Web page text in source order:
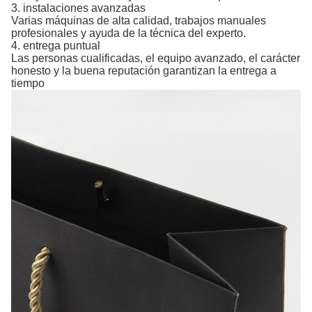
3. instalaciones avanzadas
Varias máquinas de alta calidad, trabajos manuales
profesionales y ayuda de la técnica del experto.
4. entrega puntual
Las personas cualificadas, el equipo avanzado, el carácter
honesto y la buena reputación garantizan la entrega a
tiempo